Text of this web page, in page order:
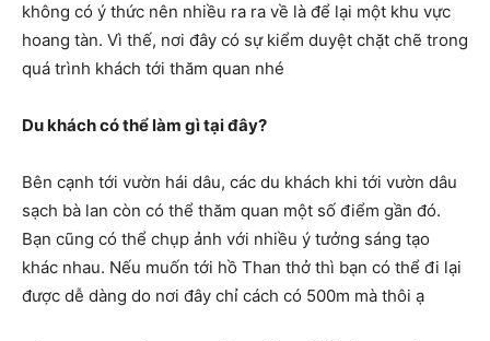
không có ý thức nên nhiều ra ra về là để lại một khu vực
hoang tàn. Vì thế, nơi đây có sự kiểm duyệt chặt chẽ trong
quá trình khách tới thăm quan nhé
Du khách có thể làm gì tại đây?
Bên cạnh tới vườn hái dâu, các du khách khi tới vườn dâu
sạch bà lan còn có thể thăm quan một số điểm gần đó.
Bạn cũng có thể chụp ảnh với nhiều ý tưởng sáng tạo
khác nhau. Nếu muốn tới hồ Than thở thì bạn có thể đi lại
được dễ dàng do nơi đây chỉ cách có 500m mà thôi ạ